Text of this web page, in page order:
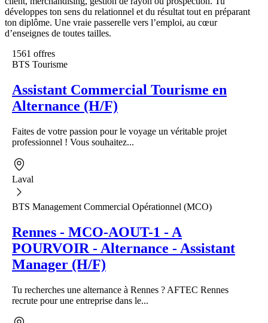
développes ton sens du relationnel et du résultat tout en préparant
ton diplôme. Une vraie passerelle vers l’emploi, au cœur
d’enseignes de toutes tailles.
1561 offres
BTS Tourisme
Assistant Commercial Tourisme en
Alternance (H/F)
Faites de votre passion pour le voyage un véritable projet
professionnel ! Vous souhaitez...
Laval
BTS Management Commercial Opérationnel (MCO)
Rennes - MCO-AOUT-1 - A
POURVOIR - Alternance - Assistant
Manager (H/F)
Tu recherches une alternance à Rennes ? AFTEC Rennes
recrute pour une entreprise dans le...